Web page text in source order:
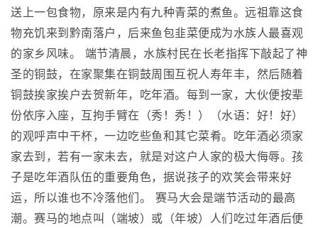
送上一包食物，原来是内有九种青菜的煮鱼。远祖靠这食
物充饥来到黔南落户，后来鱼包韭菜便成为水族人最喜观
的家乡风味。 端节清晨，水族村民在长老指挥下敲起了神
圣的铜鼓，在家聚集在铜鼓周围互祝人寿年丰，然后随着
铜鼓挨家挨户去贺新年，吃年酒。每到一家，大伙便按辈
份依序入座，互拘手臂在（秀！秀！）（水语：好！好）
的观呼声中干杯，一边吃些鱼和其它菜肴。吃年酒必须家
家去到，若有一家未去，就是对这户人家的极大侮辱。孩
子是吃年酒队伍的重要角色，据说孩子的欢笑会带来好
运，所以谁也不冷落他们。 赛马大会是端节活动的最高
潮。赛马的地点叫（端坡）或（年坡）人们吃过年酒后便